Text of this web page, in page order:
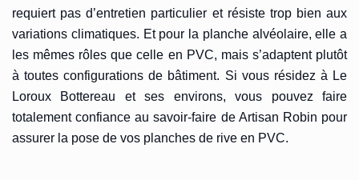
requiert pas d’entretien particulier et résiste trop bien aux
variations climatiques. Et pour la planche alvéolaire, elle a
les mêmes rôles que celle en PVC, mais s’adaptent plutôt
à toutes configurations de bâtiment. Si vous résidez à Le
Loroux Bottereau et ses environs, vous pouvez faire
totalement confiance au savoir-faire de Artisan Robin pour
assurer la pose de vos planches de rive en PVC.